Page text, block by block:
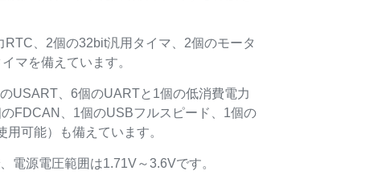
、2個の32bit汎用タイマ、2個のモータ
マを備えています。
USART、6個のUARTと1個の低消費電力
FDCAN、1個のUSBフルスピード、1個の
可能）も備えています。
源電圧範囲は1.71V～3.6Vです。